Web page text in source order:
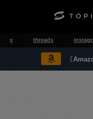
x threads
〔